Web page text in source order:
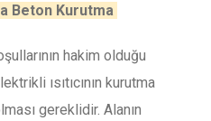
Beton Kurutma
hakim olduğu
ısıtıcının kurutma
gereklidir. Alanın